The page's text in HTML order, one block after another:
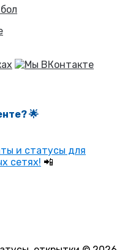
? 🌟
и статусы для
сетях! 📲